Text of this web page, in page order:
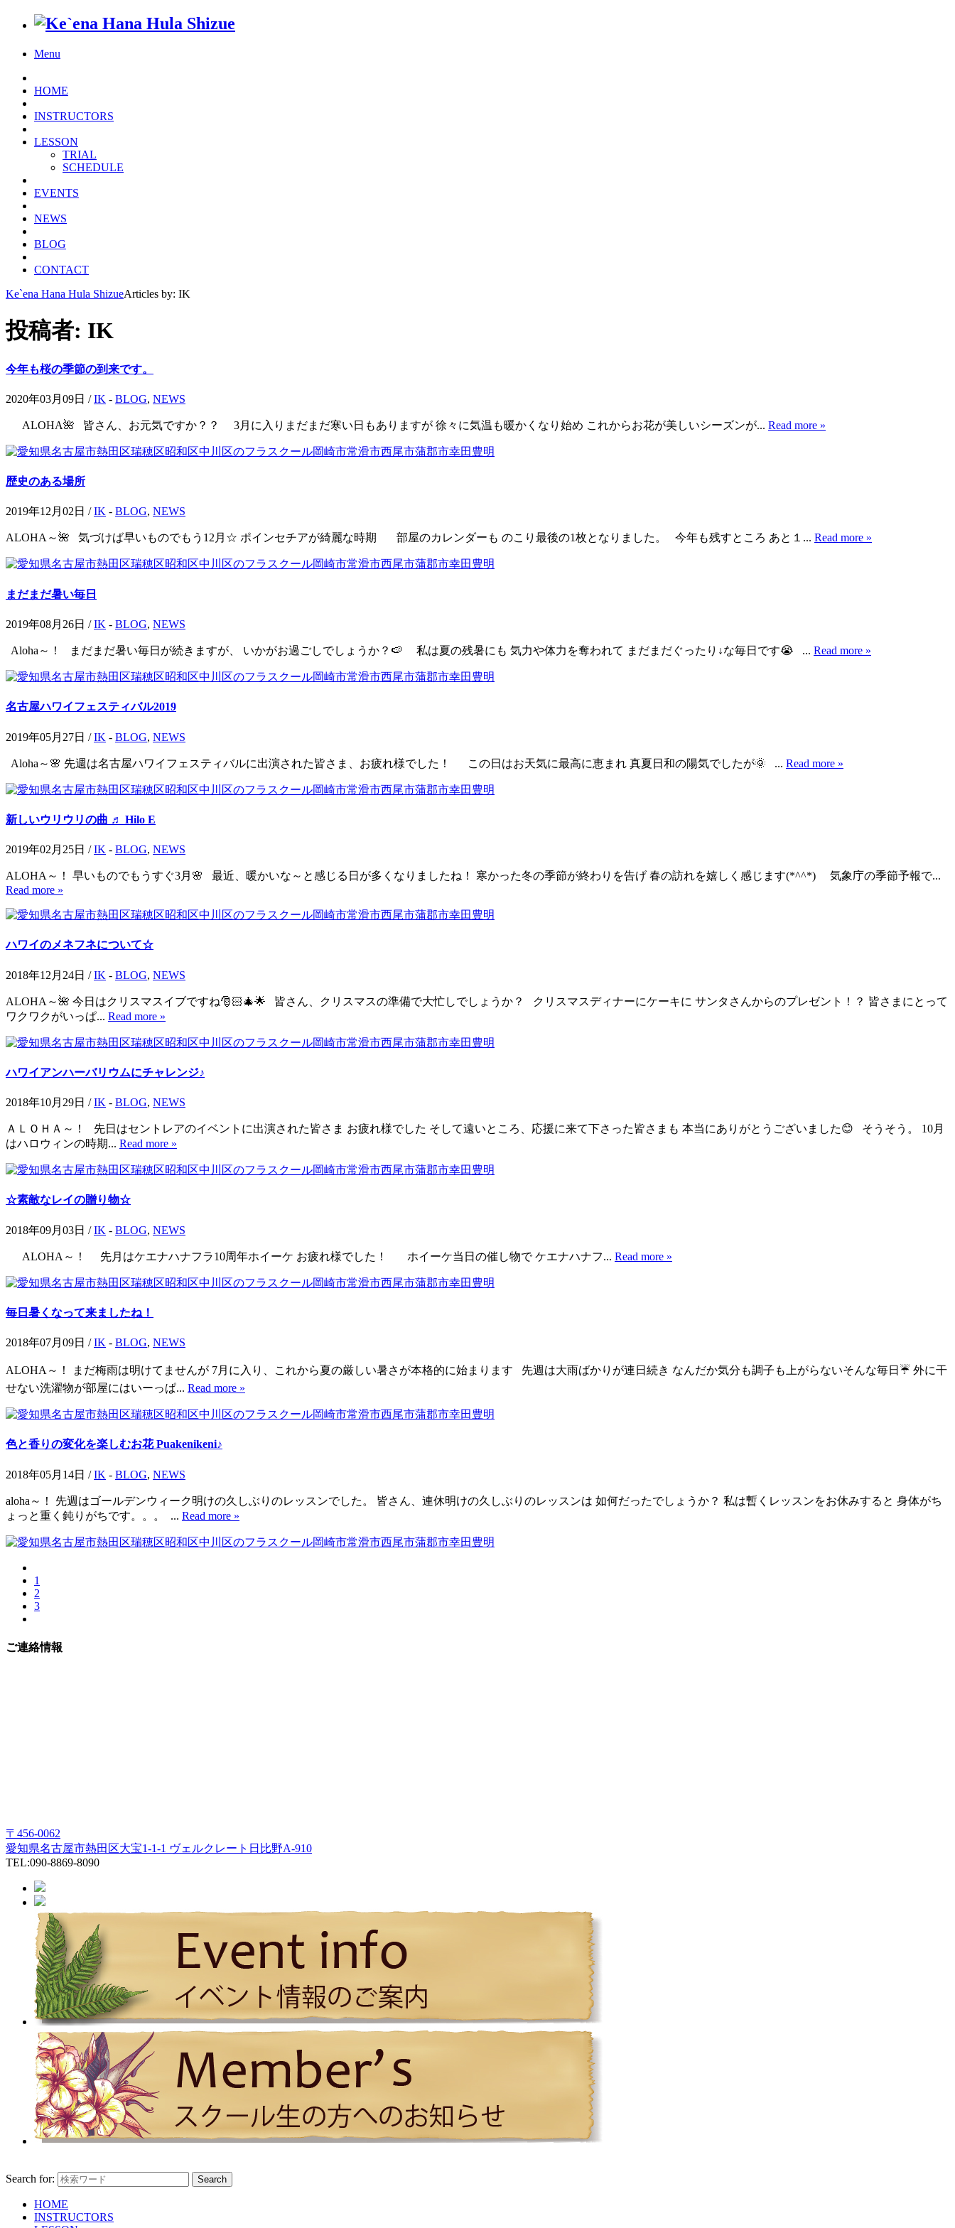
Menu
HOME
INSTRUCTORS
LESSON
TRIAL
SCHEDULE
EVENTS
NEWS
BLOG
CONTACT
Ke`ena Hana Hula ShizueArticles by: IK
投稿者: IK
今年も桜の季節の到来です。
2020年03月09日 /IK - BLOG, NEWS
ALOHA🌺 皆さん、お元気ですか？？ 3月に入りまだまだ寒い日もありますが 徐々に気温も暖かくなり始め これからお花が美しいシーズンが... Read more »
歴史のある場所
2019年12月02日 /IK - BLOG, NEWS
ALOHA～🌺 気づけば早いものでもう12月☆ ポインセチアが綺麗な時期 部屋のカレンダーも のこり最後の1枚となりました。 今年も残すところ あと１... Read more »
まだまだ暑い毎日
2019年08月26日 /IK - BLOG, NEWS
Aloha～！ まだまだ暑い毎日が続きますが、 いかがお過ごしでしょうか？🍉 私は夏の残暑にも 気力や体力を奪われて まだまだぐったり↓な毎日です😭 ... Read more »
名古屋ハワイフェスティバル2019
2019年05月27日 /IK - BLOG, NEWS
Aloha～🌸 先週は名古屋ハワイフェスティバルに出演された皆さま、お疲れ様でした！ この日はお天気に最高に恵まれ 真夏日和の陽気でしたが🌞 ... Read more »
新しいウリウリの曲 ♬︎ Hilo E
2019年02月25日 /IK - BLOG, NEWS
ALOHA～！ 早いものでもうすぐ3月🌸 最近、暖かいな～と感じる日が多くなりましたね！ 寒かった冬の季節が終わりを告げ 春の訪れを嬉しく感じます(*^^*) 気象庁の季節予報で...
Read more »
ハワイのメネフネについて☆
2018年12月24日 /IK - BLOG, NEWS
ALOHA～🌺 今日はクリスマスイブですね🎅🏻🎄🌟 皆さん、クリスマスの準備で大忙しでしょうか？ クリスマスディナーにケーキに サンタさんからのプレゼント！？ 皆さまにとって
ワクワクがいっぱ... Read more »
ハワイアンハーバリウムにチャレンジ♪
2018年10月29日 /IK - BLOG, NEWS
ＡＬＯＨＡ～！ 先日はセントレアのイベントに出演された皆さま お疲れ様でした そして遠いところ、応援に来て下さった皆さまも 本当にありがとうございました😊 そうそう。 10月
はハロウィンの時期... Read more »
☆素敵なレイの贈り物☆
2018年09月03日 /IK - BLOG, NEWS
ALOHA～！ 先月はケエナハナフラ10周年ホイーケ お疲れ様でした！ ホイーケ当日の催し物で ケエナハナフ... Read more »
毎日暑くなって来ましたね！
2018年07月09日 /IK - BLOG, NEWS
ALOHA～！ まだ梅雨は明けてませんが 7月に入り、これから夏の厳しい暑さが本格的に始まります 先週は大雨ばかりが連日続き なんだか気分も調子も上がらないそんな毎日☔ 外に干
せない洗濯物が部屋にはいーっぱ... Read more »
色と香りの変化を楽しむお花 Puakenikeni♪
2018年05月14日 /IK - BLOG, NEWS
aloha～！ 先週はゴールデンウィーク明けの久しぶりのレッスンでした。 皆さん、連休明けの久しぶりのレッスンは 如何だったでしょうか？ 私は暫くレッスンをお休みすると 身体がち
ょっと重く鈍りがちです。。。 ... Read more »
1
2
3
ご連絡情報
〒456-0062
愛知県名古屋市熱田区大宝1-1-1 ヴェルクレート日比野A-910
TEL:090-8869-8090
Search for:
HOME
INSTRUCTORS